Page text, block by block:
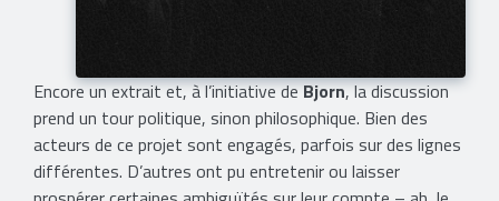
Encore un extrait et, à l’initiative deBjorn, la discussion
prend un tour politique, sinon philosophique. Bien des
acteurs de ce projet sont engagés, parfois sur des lignes
différentes. D’autres ont pu entretenir ou laisser